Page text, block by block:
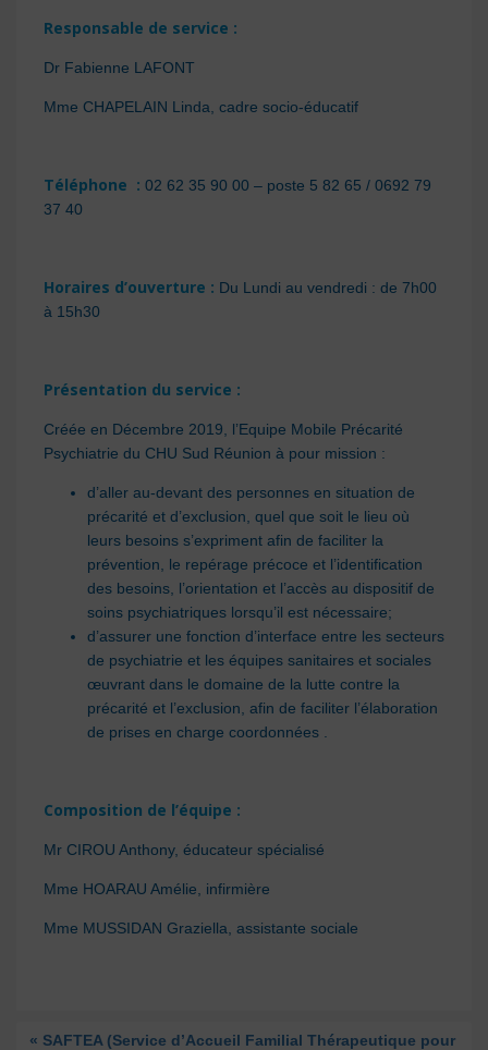
Responsable de service :
Dr Fabienne LAFONT
Mme CHAPELAIN Linda, cadre socio-éducatif
Téléphone : 02 62 35 90 00 – poste 5 82 65 / 0692 79
37 40
Horaires d’ouverture : Du Lundi au vendredi : de 7h00
à 15h30
Présentation du service :
Créée en Décembre 2019, l’Equipe Mobile Précarité
Psychiatrie du CHU Sud Réunion à pour mission :
d’aller au-devant des personnes en situation de
précarité et d’exclusion, quel que soit le lieu où
leurs besoins s’expriment afin de faciliter la
prévention, le repérage précoce et l’identification
des besoins, l’orientation et l’accès au dispositif de
soins psychiatriques lorsqu’il est nécessaire;
d’assurer une fonction d’interface entre les secteurs
de psychiatrie et les équipes sanitaires et sociales
œuvrant dans le domaine de la lutte contre la
précarité et l’exclusion, afin de faciliter l’élaboration
de prises en charge coordonnées .
Composition de l’équipe :
Mr CIROU Anthony, éducateur spécialisé
Mme HOARAU Amélie, infirmière
Mme MUSSIDAN Graziella, assistante sociale
« SAFTEA (Service d’Accueil Familial Thérapeutique pour